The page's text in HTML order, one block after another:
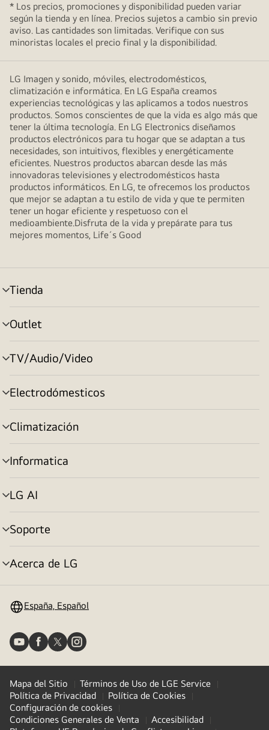
* Los precios, promociones y disponibilidad pueden variar
según la tienda y en línea. Precios sujetos a cambio sin previo
aviso. Las cantidades son limitadas. Verifique con sus
minoristas locales el precio final y la disponibilidad.
LG Imagen y sonido, móviles, electrodomésticos,
climatización e informática. En LG España creamos
experiencias tecnológicas y las aplicamos a todos nuestros
productos. Somos conscientes de que la vida es algo más que
tener la última tecnología. En LG Electronics diseñamos
productos electrónicos para tu hogar que se adaptan a tus
necesidades, son intuitivos, flexibles y energéticamente
eficientes. Nuestros productos abarcan desde las más
innovadoras televisiones y electrodomésticos hasta
productos informáticos. En LG, te ofrecemos los productos
que mejor se adaptan a tu estilo de vida y que te permiten
tener un hogar eficiente y respetuoso con el
medioambiente.Disfruta de la vida y prepárate para tus
mejores momentos, Life´s Good
Tienda
Alternar
menú
Outlet
Alternar
menú
TV/Audio/Video
Alternar
menú
Electrodómesticos
Alternar
menú
Climatización
Alternar
menú
Informatica
Alternar
menú
LG AI
Alternar
menú
Soporte
Alternar
menú
Acerca de LG
Alternar
España, Español
Mapa del Sitio
Términos de Uso de LGE Service
Política de Privacidad
Política de Cookies
Configuración de cookies
Condiciones Generales de Venta
Accesibilidad